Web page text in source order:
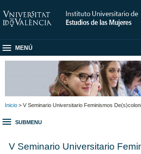
MENÚ
Inicio > V Seminario Universitario Feminismos
SUBMENU
V Seminario Universitario